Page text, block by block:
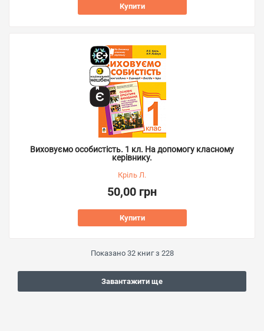
Купити
Виховуємо особистість. 1 кл. На допомогу класному
керівнику.
Кріль Л.
50,00 грн
Купити
Показано 32книг з 228
Завантажити ще